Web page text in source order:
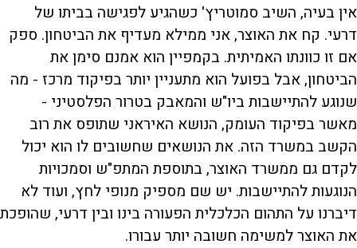
אין בעיה, השיב סמוטריץ' כשהגיע לפגישה בביתו של
דרעי. קח את האוצר, אני ממילא מעדיף את הביטחון. ספק
אם זו כוונתו האמיתית. בקמפיין הוא אמנם סימן את
הביטחון, אבל בפועל הוא מתעניין יותר בפיקוד מרכז - מה
שנוגע להתיישבות ביו"ש והמאבק בטרור הפלסטיני -
מאשר בפיקוד העומק, הנושא האיראני שתופס את רוב
הקשב במשרד הזה. את הנושאים שחשובים לו הוא יכול
לקדם גם ממשרד האוצר, בתוספת המתפ"ש וסמכויות
הנוגעות להתיישבות. יש שם מספיק מנופי לחץ, ועוד לא
דיברנו על התהום הכלכלית הפעורה בינו ובין דרעי, שהופכת
את האוצר למשימה חשובה יותר עבורו.